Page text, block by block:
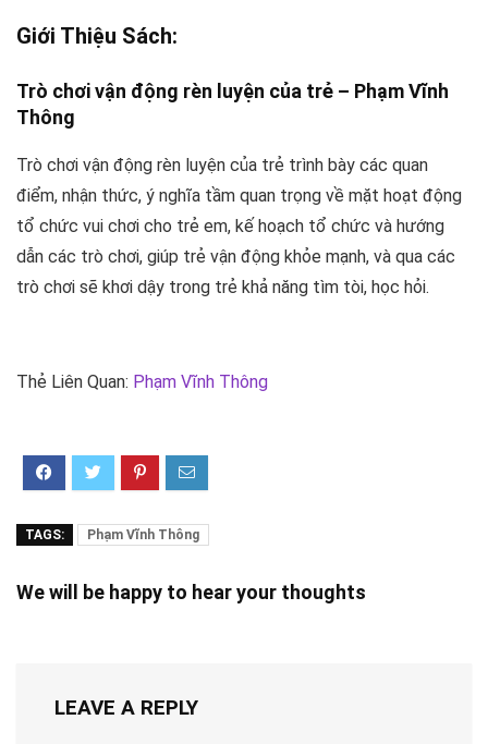
Giới Thiệu Sách:
Trò chơi vận động rèn luyện của trẻ – Phạm Vĩnh
Thông
Trò chơi vận động rèn luyện của trẻ trình bày các quan
điểm, nhận thức, ý nghĩa tầm quan trọng về mặt hoạt động
tổ chức vui chơi cho trẻ em, kế hoạch tổ chức và hướng
dẫn các trò chơi, giúp trẻ vận động khỏe mạnh, và qua các
trò chơi sẽ khơi dậy trong trẻ khả năng tìm tòi, học hỏi.
Thẻ Liên Quan: Phạm Vĩnh Thông
TAGS: Phạm Vĩnh Thông
We will be happy to hear your thoughts
LEAVE A REPLY